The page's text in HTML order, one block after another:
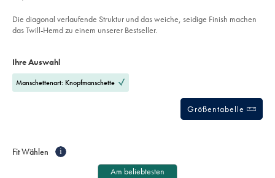
-
kornblumenblau/FON2487CFW.html?
sourceCode=dmdefault
€
5
Die diagonal verlaufende Struktur und das weiche, seidige Finish machen
das Twill-Hemd zu einem unserer Bestseller.
Actions
cart
Ihre Auswahl
Manschettenart: Knopfmanschette
Größentabelle
Fit Wählen i
Am beliebtesten